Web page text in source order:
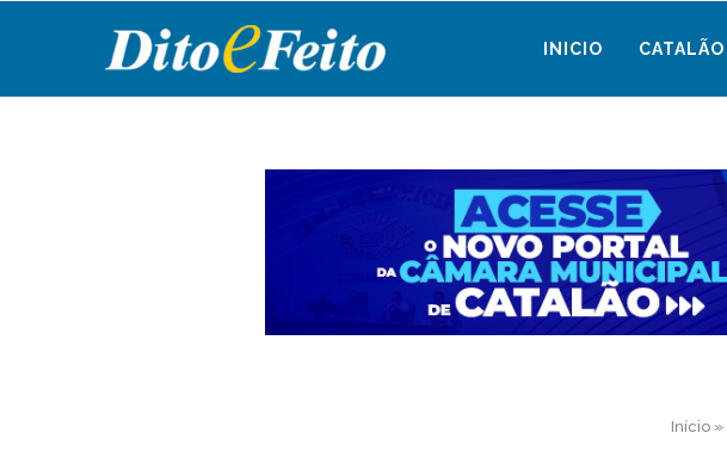
INICIO CATALÃO
Início »